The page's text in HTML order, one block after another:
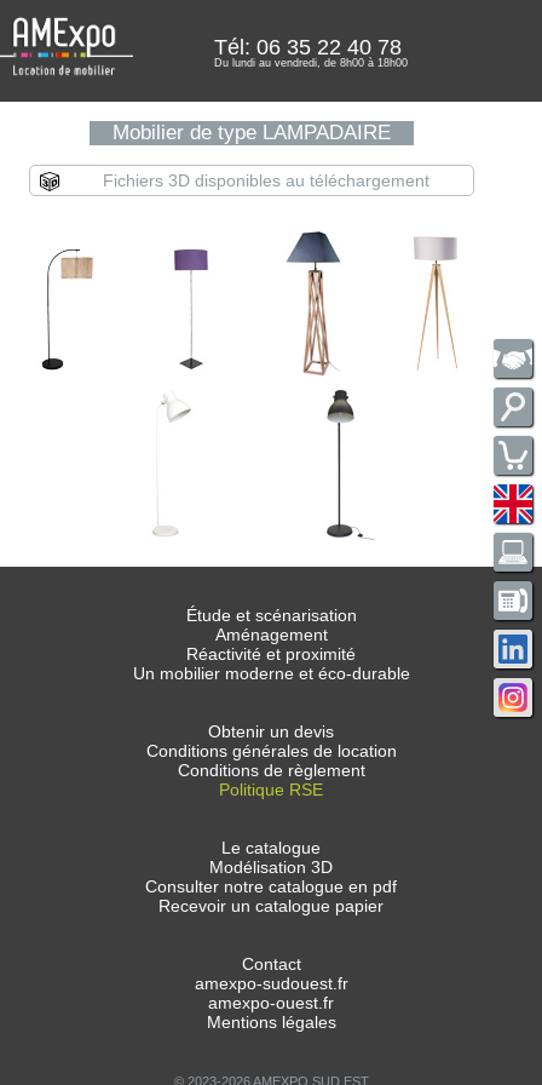
Tél: 06 35 22 40 78
Du lundi au vendredi, de 8h00 à 18h00
Mobilier de type LAMPADAIRE
Fichiers 3D disponibles au téléchargement
Étude et scénarisation
Aménagement
Réactivité et proximité
Un mobilier moderne et éco-durable
Obtenir un devis
Conditions générales de location
Conditions de règlement
Politique RSE
Le catalogue
Modélisation 3D
Consulter notre catalogue en pdf
Recevoir un catalogue papier
Contact
amexpo-sudouest.fr
amexpo-ouest.fr
Mentions légales
© 2023-2026 AMEXPO SUD EST